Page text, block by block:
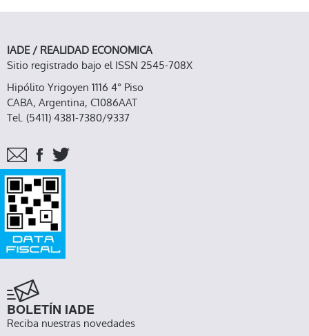
IADE / REALIDAD ECONOMICA
Sitio registrado bajo el ISSN 2545-708X
Hipólito Yrigoyen 1116 4° Piso
CABA, Argentina, C1086AAT
Tel. (5411) 4381-7380/9337
BOLETÍN IADE
Reciba nuestras novedades